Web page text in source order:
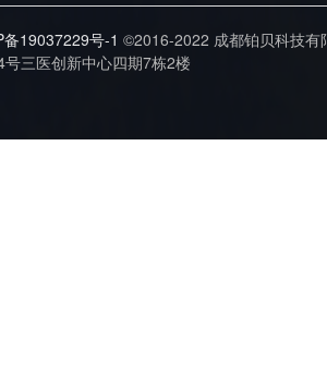
备19037229号-1 ©2016-2022 成都铂贝科技
号三医创新中心四期7栋2楼